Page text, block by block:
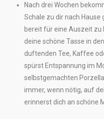
Nach drei Wochen
Schale zu dir nach
bereit für eine Auszeit zu
deine schöne Tasse in
duftenden Tee, Kaffee
spürst Entspannung im
selbstgemachten
immer, wenn nötig, auf
erinnerst dich an schöne